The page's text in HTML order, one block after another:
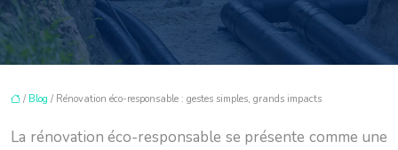
/ Blog / Rénovation éco-responsable : gestes simples, grands impacts
La rénovation éco-responsable se présente comme une